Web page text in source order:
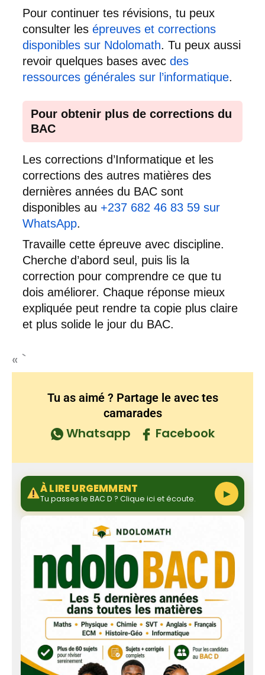
Pour continuer tes révisions, tu peux
consulter les épreuves et corrections
disponibles sur Ndolomath. Tu peux aussi
revoir quelques bases avec des
ressources générales sur l’informatique.
Pour obtenir plus de corrections du
BAC
Les corrections d’Informatique et les
corrections des autres matières des
dernières années du BAC sont
disponibles au +237 682 46 83 59 sur
WhatsApp.
Travaille cette épreuve avec discipline.
Cherche d’abord seul, puis lis la
correction pour comprendre ce que tu
dois améliorer. Chaque réponse mieux
expliquée peut rendre ta copie plus claire
et plus solide le jour du BAC.
« `
Tu as aimé ? Partage le avec tes
camarades
Whatsapp Facebook
À LIRE URGEMMENT
Tu passes le BAC D ? Clique ici et écoute. ▶